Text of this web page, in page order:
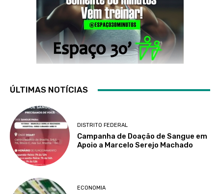
ÚLTIMAS NOTÍCIAS
DISTRITO FEDERAL
Campanha de Doação de Sangue em
Apoio a Marcelo Serejo Machado
ECONOMIA